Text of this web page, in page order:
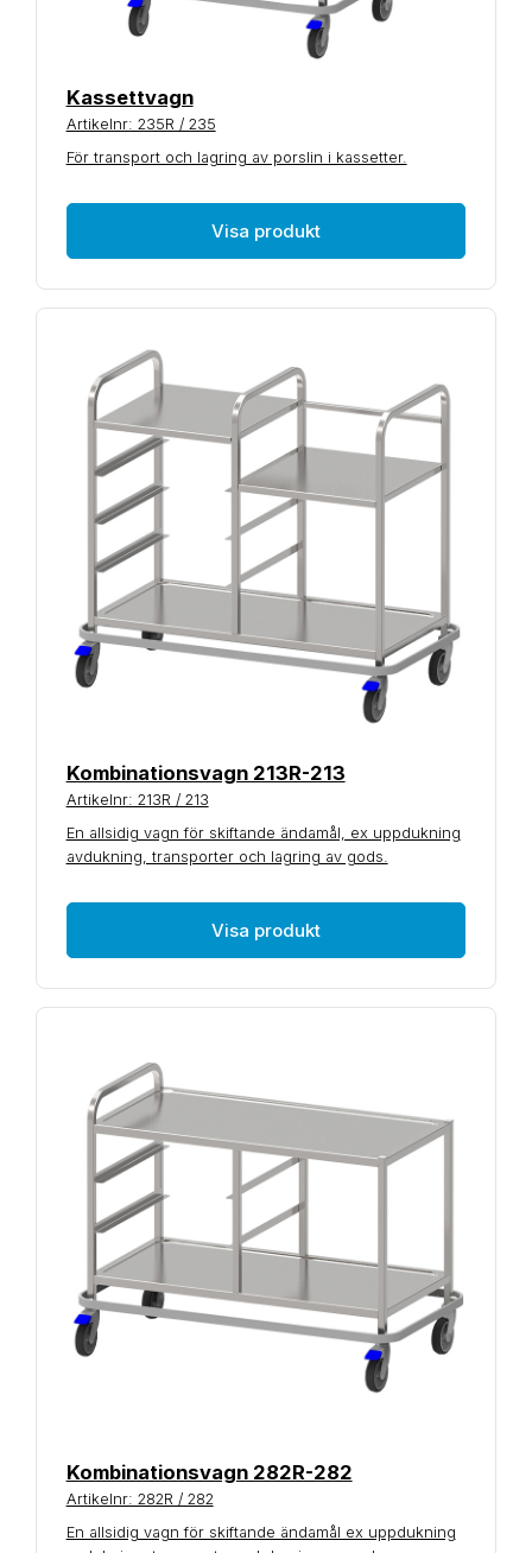
Kassettvagn
Artikelnr: 235R / 235
För transport och lagring av porslin i kassetter.
Visa produkt
Kombinationsvagn 213R-213
Artikelnr: 213R / 213
En allsidig vagn för skiftande ändamål, ex uppdukning
avdukning, transporter och lagring av gods.
Visa produkt
Kombinationsvagn 282R-282
Artikelnr: 282R / 282
En allsidig vagn för skiftande ändamål ex uppdukning